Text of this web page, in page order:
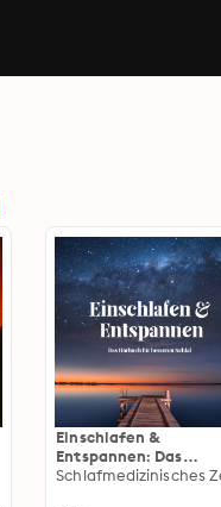
Einschlafen &
Entspannen: Das
Hörbuch für besseren